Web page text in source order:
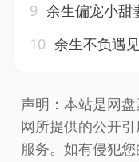
9 余生偏宠小甜
10 余生不负遇
声明：本站是网
网所提供的公开
服务。如有侵犯